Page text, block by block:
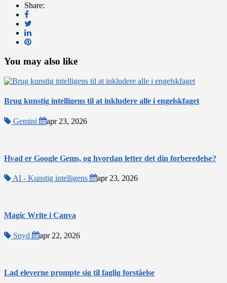
Share:
You may also like
Brug kunstig intelligens til at inkludere alle i engelskfaget
Gemini apr 23, 2026
Hvad er Google Gems, og hvordan letter det din forberedelse?
AI - Kunstig intelligens apr 23, 2026
Magic Write i Canva
Snyd apr 22, 2026
Lad eleverne prompte sig til faglig forståelse